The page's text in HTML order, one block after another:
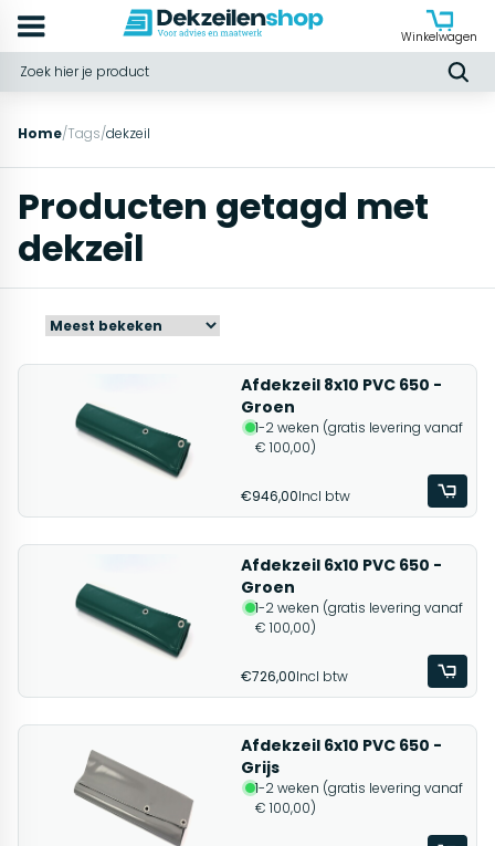
Winkelwagen
Home/Tags/dekzeil
Producten getagd met
dekzeil
Afdekzeil 8x10 PVC 650 -
Groen
1-2 weken (gratis levering vanaf
€ 100,00)
€946,00Incl btw
Afdekzeil 6x10 PVC 650 -
Groen
1-2 weken (gratis levering vanaf
€ 100,00)
€726,00Incl btw
Afdekzeil 6x10 PVC 650 -
Grijs
1-2 weken (gratis levering vanaf
€ 100,00)